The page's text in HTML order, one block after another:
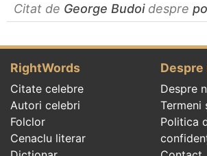
Citat de George Budoidespre
RightWords
Citate celebre
Autori celebri
Folclor
Cenaclu literar
Despre
Despre
Termeni
Politica